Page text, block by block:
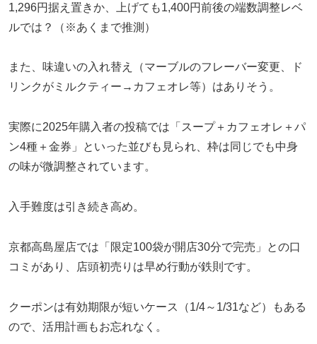
1,296円据え置きか、上げても1,400円前後の端数調整レベ
ルでは？（※あくまで推測）
また、味違いの入れ替え（マーブルのフレーバー変更、ド
リンクがミルクティー→カフェオレ等）はありそう。
実際に2025年購入者の投稿では「スープ＋カフェオレ＋パ
ン4種＋金券」といった並びも見られ、枠は同じでも中身
の味が微調整されています。
入手難度は引き続き高め。
京都高島屋店では「限定100袋が開店30分で完売」との口
コミがあり、店頭初売りは早め行動が鉄則です。
クーポンは有効期限が短いケース（1/4～1/31など）もある
ので、活用計画もお忘れなく。